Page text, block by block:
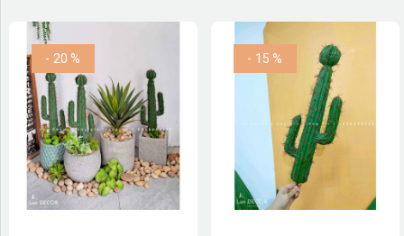
- 20 % - 15 %